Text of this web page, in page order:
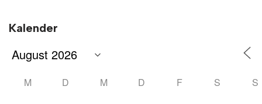
Kalender
M D M D F S S